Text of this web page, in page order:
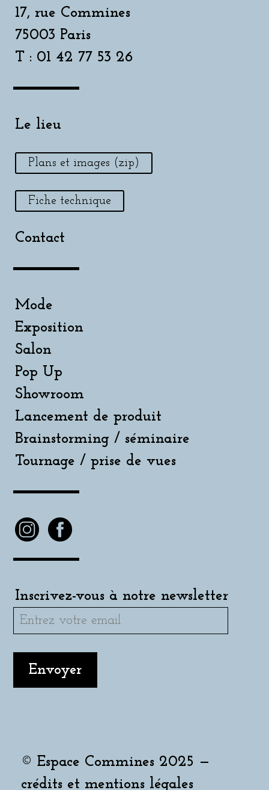
17, rue Commines
75003 Paris
T : 01 42 77 53 26
Le lieu
Plans et images (zip)
Fiche technique
Contact
Mode
Exposition
Salon
Pop Up
Showroom
Lancement de produit
Brainstorming / séminaire
Tournage / prise de vues
Inscrivez-vous à notre newsletter
© Espace Commines 2025 —
crédits et mentions légales